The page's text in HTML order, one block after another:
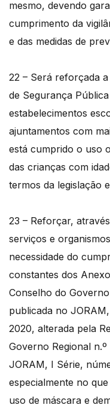
mesmo, devendo
cumprimento da
e das medidas de
22 – Será reforçada
de Segurança
estabelecimentos
ajuntamentos com
está cumprido o uso
das crianças com
termos da legislação
23 – Reforçar,
serviços e
necessidade do
constantes dos
Conselho do
publicada no
2020, alterada pela
Governo Regional
JORAM, I Série,
especialmente no
uso de máscara e